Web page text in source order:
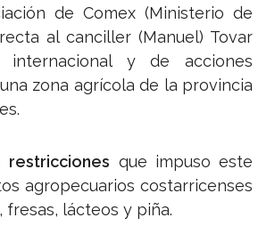
de Comex (Ministerio de
al canciller (Manuel) Tovar
y de acciones
zona agrícola de la provincia
restricciones que impuso este
agropecuarios costarricenses
lácteos y piña.